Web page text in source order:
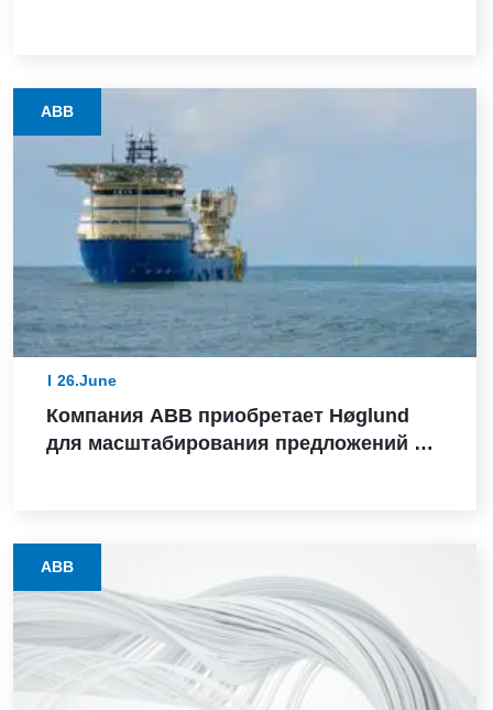
ABB
26.June
Компания ABB приобретает Høglund
для масштабирования предложений в
ABB